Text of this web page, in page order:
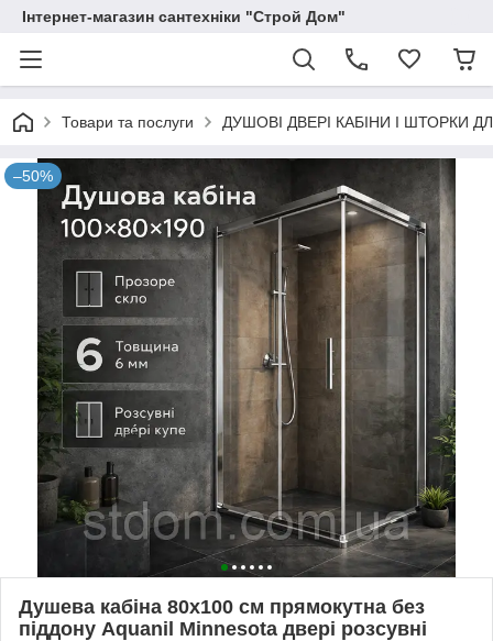
Інтернет-магазин сантехніки "Строй Дом"
Товари та послуги ДУШОВІ ДВЕРІ КАБІНИ І ШТОРКИ
–50%
Душева кабіна 80x100 см прямокутна без
піддону Aquanil Minnesota двері розсувні